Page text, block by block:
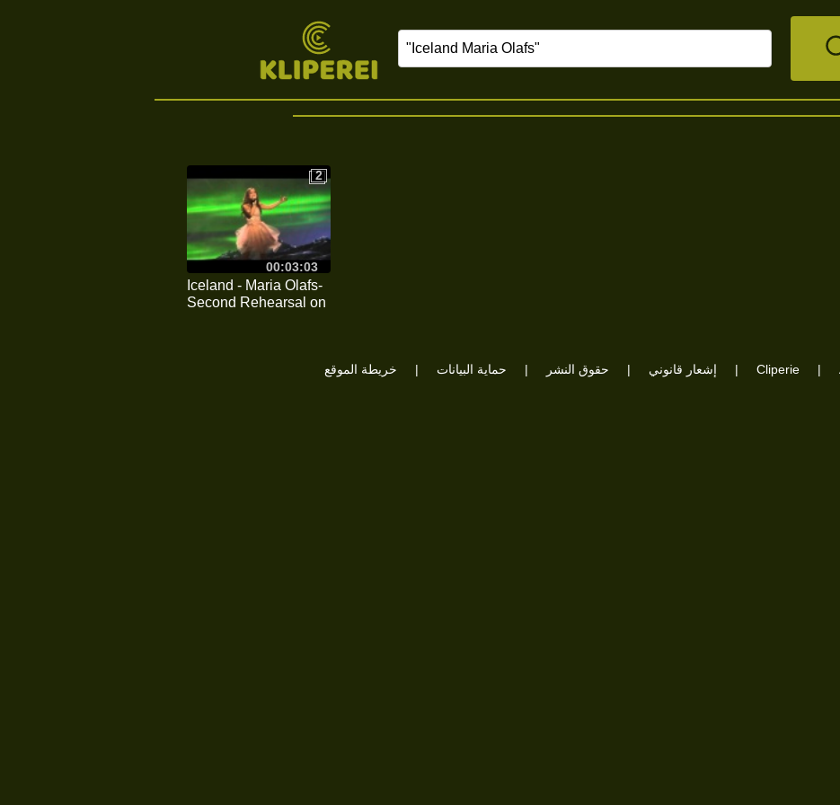
00:03:03
2
2
Iceland - Maria Olafs-
Second Rehearsal on
| Cliperie | إشعار قانوني | حقوق النشر | حماية البيانات | خريطة الموقع